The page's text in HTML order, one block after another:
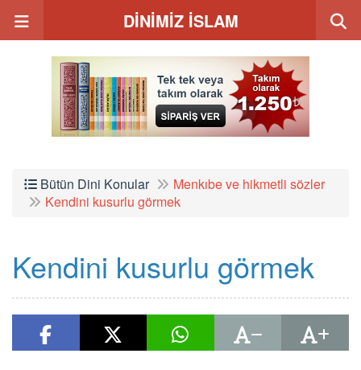
DİNİMİZ İSLAM
Bütün Dini Konular
Menkıbe ve hikmetli sözler
Kendini kusurlu görmek
Kendini kusurlu görmek